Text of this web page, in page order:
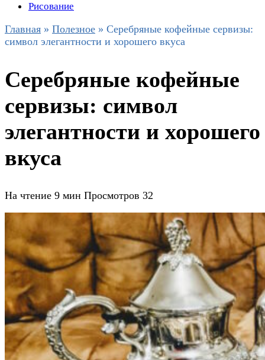
Рисование
Главная » Полезное » Серебряные кофейные сервизы:
символ элегантности и хорошего вкуса
Серебряные кофейные
сервизы: символ
элегантности и хорошего
вкуса
На чтение 9 мин Просмотров 32